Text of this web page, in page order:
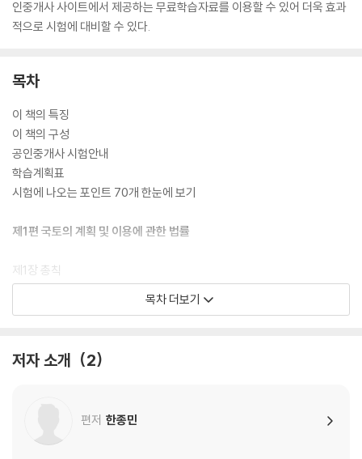
인중개사 사이트에서 제공하는 무료학습자료를 이용할 수 있어 더욱 효과
적으로 시험에 대비할 수 있다.
목차
이 책의 특징
이 책의 구성
공인중개사 시험안내
학습계획표
시험에 나오는 포인트 70개 한눈에 보기
제1편 국토의 계획 및 이용에 관한 법률
제1장 총칙
제2장 광역도시계획
제6장 도시 · 군계획시설
제9장 보칙 · 벌칙
목차 더보기
저자 소개 2
편저 한종민